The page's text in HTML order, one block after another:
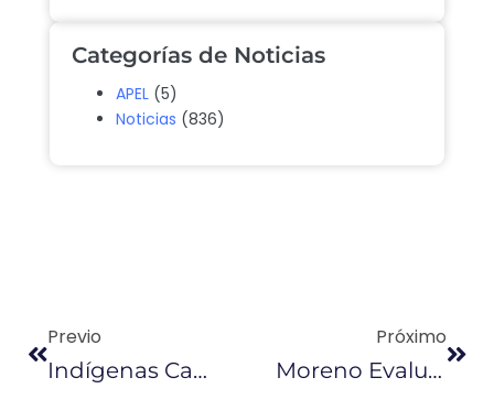
Categorías de Noticias
APEL (5)
Noticias (836)
Previo
Indígenas Canadienses Visitan Zonas Donde Operó Chevron
Próximo
Moreno Evaluará Propuestas Económicas Hasta El 12 De Octubre